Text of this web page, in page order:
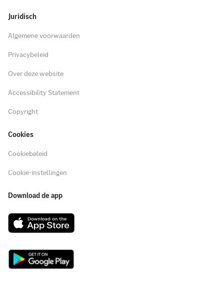
Juridisch
Algemene voorwaarden
Privacybeleid
Over deze website
Accessibility Statement
Copyright
Cookies
Cookiebeleid
Cookie-instellingen
Download de app